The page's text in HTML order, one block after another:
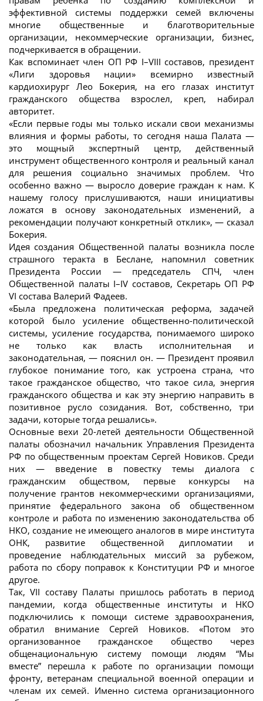
эффективной системы поддержки семей включены
многие общественные и благотворительные
организации, некоммерческие организации, бизнес,
подчеркивается в обращении.
Как вспоминает член ОП РФ I–VIII составов, президент
«Лиги здоровья нации» всемирно известный
кардиохирург Лео Бокерия, на его глазах институт
гражданского общества взрослел, креп, набирал
авторитет.
«Если первые годы мы только искали свои механизмы
влияния и формы работы, то сегодня наша Палата —
это мощный экспертный центр, действенный
инструмент общественного контроля и реальный канал
для решения социально значимых проблем. Что
особенно важно — выросло доверие граждан к нам. К
нашему голосу прислушиваются, наши инициативы
ложатся в основу законодательных изменений, а
рекомендации получают конкретный отклик», — сказал
Бокерия.
Идея создания Общественной палаты возникла после
страшного теракта в Беслане, напомнил советник
Президента России — председатель СПЧ, член
Общественной палаты I–IV составов, Секретарь ОП РФ
VI состава Валерий Фадеев.
«Была предложена политическая реформа, задачей
которой было усиление общественно-политической
системы, усиление государства, понимаемого широко
не только как власть исполнительная и
законодательная, — пояснил он. — Президент проявил
глубокое понимание того, как устроена страна, что
такое гражданское общество, что такое сила, энергия
гражданского общества и как эту энергию направить в
позитивное русло созидания. Вот, собственно, три
задачи, которые тогда решались».
Основные вехи 20-летей деятельности Общественной
палаты обозначил начальник Управления Президента
РФ по общественным проектам Сергей Новиков. Среди
них — введение в повестку темы диалога с
гражданским обществом, первые конкурсы на
получение грантов некоммерческими организациями,
принятие федерального закона об общественном
контроле и работа по изменению законодательства об
НКО, создание не имеющего аналогов в мире института
ОНК, развитие общественной дипломатии и
проведение наблюдательных миссий за рубежом,
работа по сбору поправок к Конституции РФ и многое
другое.
Так, VII составу Палаты пришлось работать в период
пандемии, когда общественные институты и НКО
подключились к помощи системе здравоохранения,
обратил внимание Сергей Новиков. «Потом это
организованное гражданское общество через
общенациональную систему помощи людям “Мы
вместе” перешла к работе по организации помощи
фронту, ветеранам специальной военной операции и
членам их семей. Именно система организационного